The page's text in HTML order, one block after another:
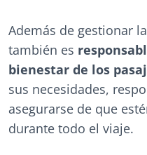
Además de gestionar
también es
bienestar de los
sus necesidades,
asegurarse de que
durante todo el viaje.